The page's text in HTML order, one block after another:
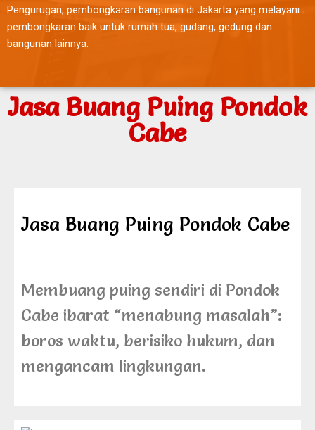
Pengurugan, pembongkaran bangunan di Jakarta yang melayani
pembongkaran baik untuk rumah tua, gudang, gedung dan
bangunan lainnya.
Jasa Buang Puing Pondok
Cabe
Jasa Buang Puing Pondok Cabe
Membuang puing sendiri di Pondok
Cabe ibarat “menabung masalah”:
boros waktu, berisiko hukum, dan
mengancam lingkungan.